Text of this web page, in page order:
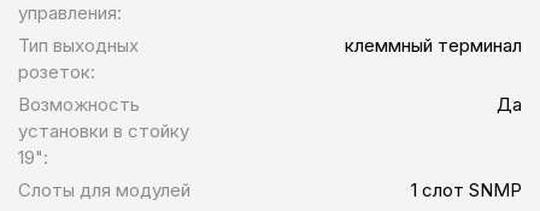
управления:
Тип выходных
розеток:
клеммный терминал
Возможность
установки в стойку
19":
Да
Слоты для модулей
1 слот SNMP